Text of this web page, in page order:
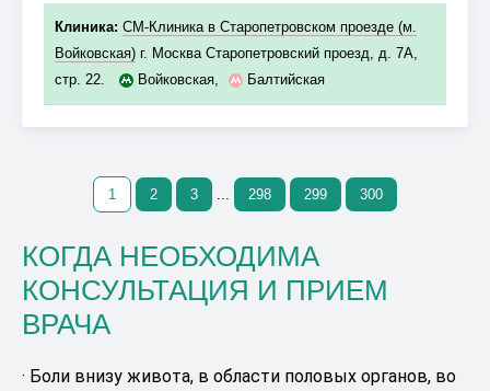
Клиника: СМ-Клиника в Старопетровском проезде (м.
Войковская) г. Москва Старопетровский проезд, д. 7А,
стр. 22.
Войковская, Балтийская
1 2 3 ... 298 299 300
КОГДА НЕОБХОДИМА
КОНСУЛЬТАЦИЯ И ПРИЕМ
ВРАЧА
· Боли внизу живота, в области половых органов, во